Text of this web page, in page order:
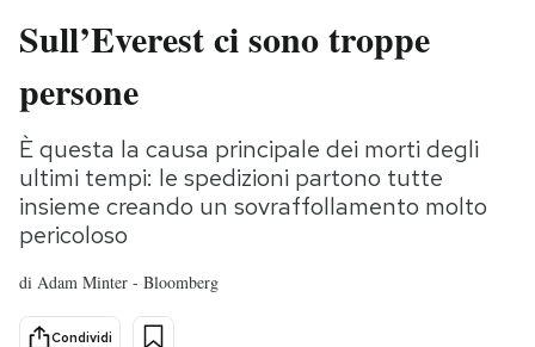
Italia
Politica
Tecnologia
Internet
Scienza
Cultura
Economia
Sport
Moda
Storie/Idee
Ok Boomer!
Media
Sull’Everest ci sono troppe
persone
È questa la causa principale dei morti degli
ultimi tempi: le spedizioni partono tutte
insieme creando un sovraffollamento molto
pericoloso
di Adam Minter - Bloomberg
Condividi